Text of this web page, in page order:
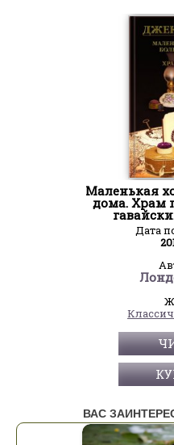
Маленькая
дома. Храм
Дата